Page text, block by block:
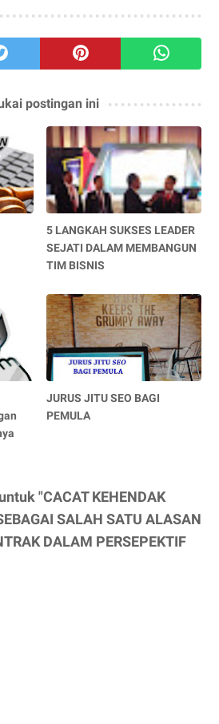
postingan ini
5 LANGKAH SUKSES LEADER
SEJATI DALAM MEMBANGUN
TIM BISNIS
JURUS JITU SEO BAGI
PEMULA
"CACAT KEHENDAK
SALAH SATU ALASAN
DALAM PERSEPEKTIF